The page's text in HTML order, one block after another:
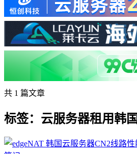
共 1 篇文章
标签：云服务器租用韩国